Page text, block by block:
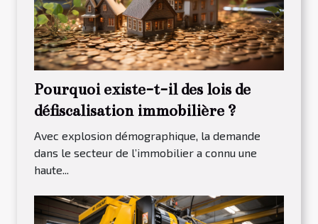
Pourquoi existe-t-il des lois de
défiscalisation immobilière ?
Avec explosion démographique, la demande
dans le secteur de l’immobilier a connu une
haute...